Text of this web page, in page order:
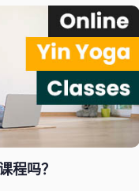
程吗？